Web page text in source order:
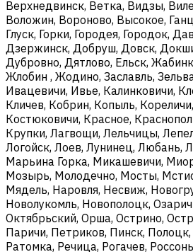
Верхнедвинск, Ветка, Видзы,
Воложин, Вороново, Высокое,
Глуск, Горки, Городея, Городок,
Дзержинск, Добруш, Довск,
Дубровно, Дятлово, Ельск,
Жлобин , Жодино, Заславль,
Ивацевичи, Ивье, Калинковичи,
Кличев, Кобрин, Копыль,
Костюковичи, Красное,
Крупки, Лагвощи, Лельчицы,
Логойск, Лоев, Лунинец, Любань,
Марьина Горка, Микашевичи,
Мозырь, Молодечно, Мосты,
Мядель, Наровля, Несвиж,
Новолукомль, Новополоцк,
Октябрьский, Орша, Острино,
Паричи, Петриков, Пинск,
Ратомка, Речица, Рогачев,